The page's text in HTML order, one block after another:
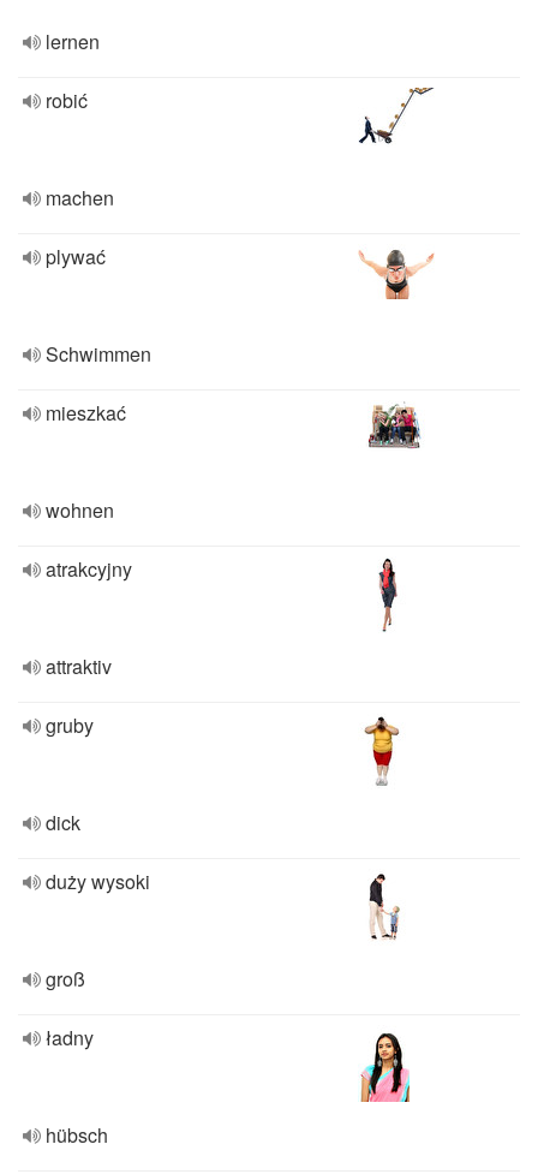
lernen
robić
machen
plywać
Schwimmen
mieszkać
wohnen
atrakcyjny
attraktiv
gruby
dick
duży wysoki
groß
ładny
hübsch